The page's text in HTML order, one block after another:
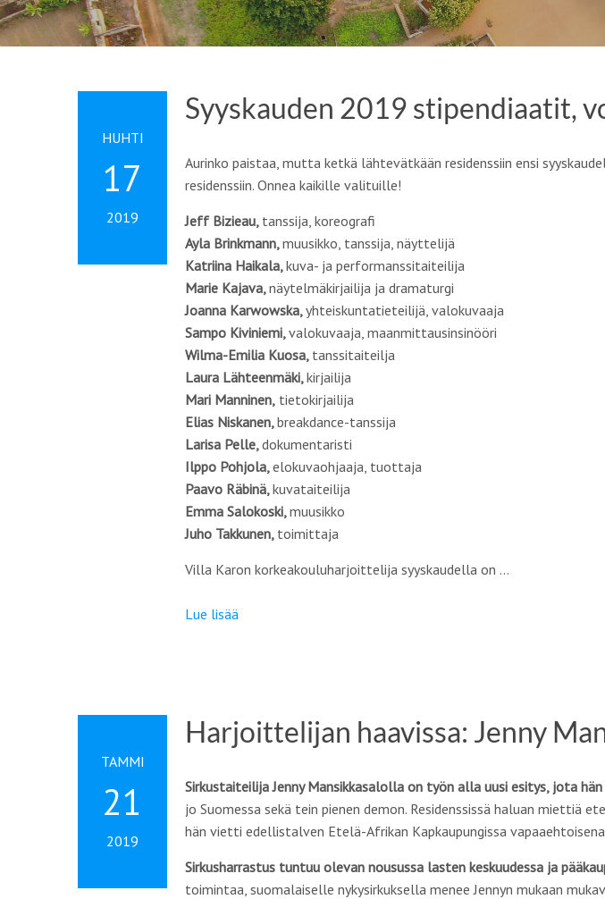
HUHTI
17
2019
Syyskauden 2019 stipendiaatit,
Aurinko paistaa, mutta ketkä lähtevätkään residenssiin ensi
residenssiin. Onnea kaikille valituille!
Jeff Bizieau, tanssija, koreografi
Ayla Brinkmann,muusikko, tanssija, näyttelijä
Katriina Haikala,kuva- ja performanssitaiteilija
Marie Kajava,näytelmäkirjailija ja dramaturgi
Joanna Karwowska,yhteiskuntatieteilijä, valokuvaaja
Sampo Kiviniemi,valokuvaaja, maanmittausinsinööri
Wilma-Emilia Kuosa, tanssitaiteilja
Laura Lähteenmäki,kirjailija
Mari Manninen, tietokirjailija
Elias Niskanen,breakdance-tanssija
Larisa Pelle,dokumentaristi
Ilppo Pohjola,elokuvaohjaaja, tuottaja
Paavo Räbinä,kuvataiteilija
Emma Salokoski,muusikko
Juho Takkunen, toimittaja
Villa Karon korkeakouluharjoittelija syyskaudella on …
Lue lisää
TAMMI
21
2019
Harjoittelijan haavissa: Jenny
Sirkustaiteilija Jenny Mansikkasalolla on työn alla uusi esitys, jota
jo Suomessa sekä tein pienen demon. Residenssissä haluan miettiä
hän vietti edellistalven Etelä-Afrikan Kapkaupungissa
Sirkusharrastus tuntuu olevan nousussa lasten keskuudessa ja
toimintaa, suomalaiselle nykysirkuksella menee Jennyn mukaan